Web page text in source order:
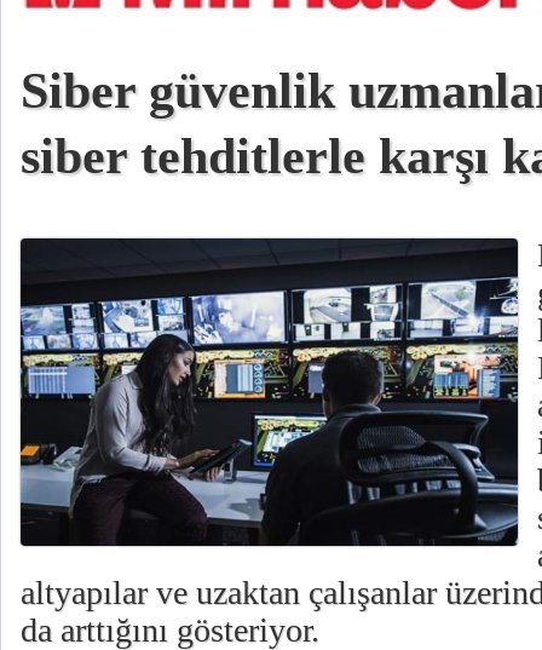
Siber güvenlik
siber tehditlerle karşı
altyapılar ve uzaktan çalışanlar
da arttığını gösteriyor.